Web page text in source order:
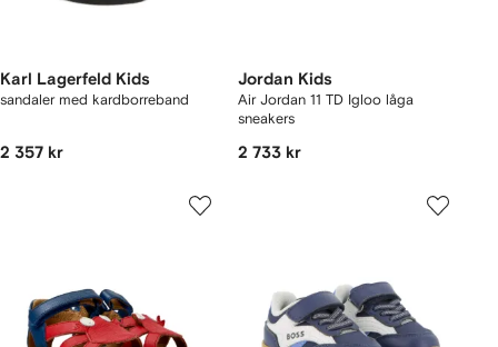
Karl Lagerfeld Kids
sandaler med kardborreband
2 357 kr
Jordan Kids
Air Jordan 11 TD Igloo låga
sneakers
2 733 kr